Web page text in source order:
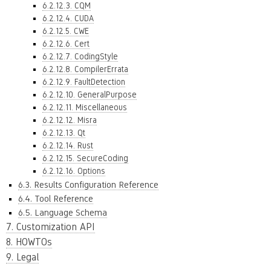
6.2.12.3. CQM
6.2.12.4. CUDA
6.2.12.5. CWE
6.2.12.6. Cert
6.2.12.7. CodingStyle
6.2.12.8. CompilerErrata
6.2.12.9. FaultDetection
6.2.12.10. GeneralPurpose
6.2.12.11. Miscellaneous
6.2.12.12. Misra
6.2.12.13. Qt
6.2.12.14. Rust
6.2.12.15. SecureCoding
6.2.12.16. Options
6.3. Results Configuration Reference
6.4. Tool Reference
6.5. Language Schema
7. Customization API
8. HOWTOs
9. Legal